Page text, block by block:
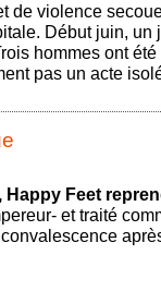
de violence
Début juin, un
hommes ont
pas un acte
Happy Feet
et traité